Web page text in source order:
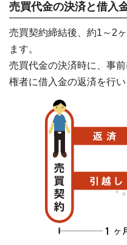
売買代金の決済と借入
売買契約締結後、約1～2
ます。
売買代金の決済時に、事
権者に借入金の返済を行い